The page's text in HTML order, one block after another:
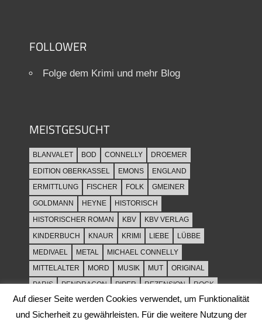
FOLLOWER
Folge dem Krimi und mehr Blog
MEISTGESUCHT
BLANVALET BOD CONNELLY
DROEMER
EDITION OBERKASSEL
EMONS
ENGLAND
ERMITTLUNG
FISCHER FOLK
GMEINER
GOLDMANN
HEYNE
HISTORISCH
HISTORISCHER ROMAN
KBV
KBV VERLAG
KINDERBUCH
KNAUR KRIMI LIEBE
LÜBBE
MEDIVAEL
METAL
MICHAEL CONNELLY
MITTELALTER
MORD MUSIK MUT
ORIGINAL
PARIS
PENDRAGON PIPER REZENSION
ROCK
ROCKMUSIK
ROMAN ROWOHLT
SACHBUCH
SPANNUNG
SYLT THRILLER TOD ULLSTEIN
Auf dieser Seite werden Cookies verwendet, um Funktionalität
und Sicherheit zu gewährleisten. Für die weitere Nutzung der